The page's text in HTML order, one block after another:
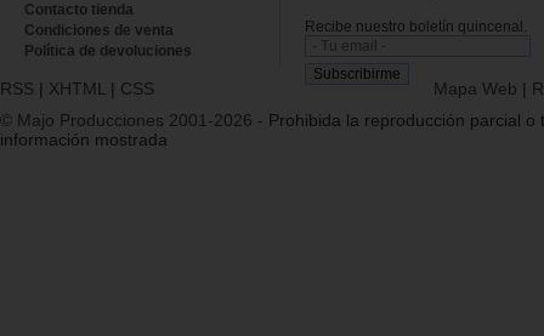
Contacto tienda
Condiciones de venta
Política de devoluciones
Recibe nuestro boletín quincenal.
RSS | XHTML | CSS Mapa Web |
© Majo Producciones 2001-2026 - Prohibida la reproducción parcial o
información mostrada